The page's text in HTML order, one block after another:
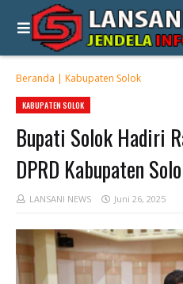
Beranda | Kabupaten Solok
KABUPATEN SOLOK
Bupati Solok Hadiri
DPRD Kabupaten
LANSANI NEWS Juni 26, 2025